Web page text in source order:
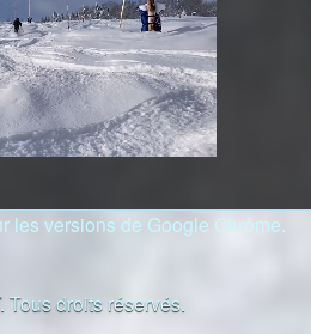
les versions de Google Chrôme.
. Tous droits réservés.